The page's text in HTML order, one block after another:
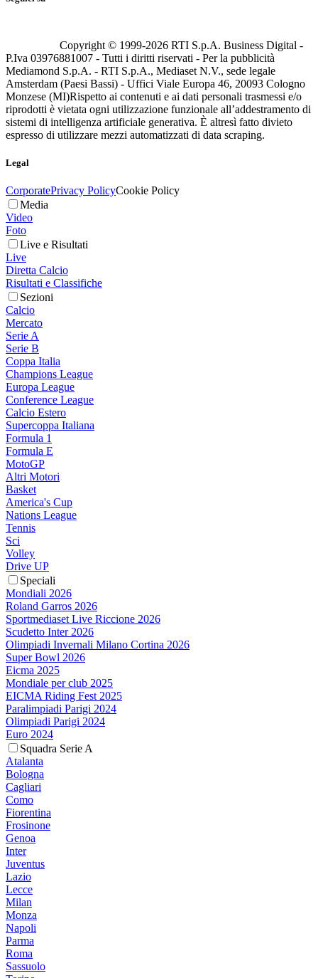
Copyright © 1999-2026 RTI S.p.A. Business Digital -
P.Iva 03976881007 - Tutti i diritti riservati - Per la pubblicità
Mediamond S.p.A. - RTI S.p.A., Mediaset N.V., sede legale
Amsterdam (Paesi Bassi) - Uffici Viale Europa 46, 20093 Cologno
Monzese (MI)Rispetto ai contenuti e ai dati personali trasmessi e/o
riprodotti è vietata ogni utilizzazione funzionale all’addestramento di
sistemi di intelligenza artificiale generativa. È altresì fatto divieto
espresso di utilizzare mezzi automatizzati di data scraping.
Legal
CorporatePrivacy PolicyCookie Policy
Media
Video
Foto
Live e Risultati
Live
Diretta Calcio
Risultati e Classifiche
Sezioni
Calcio
Mercato
Serie A
Serie B
Coppa Italia
Champions League
Europa League
Conference League
Calcio Estero
Supercoppa Italiana
Formula 1
Formula E
MotoGP
Altri Motori
Basket
America's Cup
Nations League
Tennis
Sci
Volley
Drive UP
Speciali
Mondiali 2026
Roland Garros 2026
Sportmediaset Live Riccione 2026
Scudetto Inter 2026
Olimpiadi Invernali Milano Cortina 2026
Super Bowl 2026
Eicma 2025
Mondiale per club 2025
EICMA Riding Fest 2025
Paralimpiadi Parigi 2024
Olimpiadi Parigi 2024
Euro 2024
Squadra Serie A
Atalanta
Bologna
Cagliari
Como
Fiorentina
Frosinone
Genoa
Inter
Juventus
Lazio
Lecce
Milan
Monza
Napoli
Parma
Roma
Sassuolo